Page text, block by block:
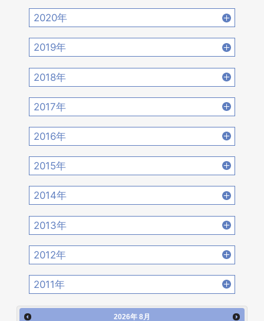
2022年10月 [16] 2022年9月 [12]
2022年8月 [20] 2022年7月 [19]
2022年6月 [17] 2022年5月 [14]
2022年4月 [15]
2022年2月 [12]
2021年12月 [18] 2021年11月 [18]
2021年10月 [17] 2021年9月 [14]
2021年6月 [17] 2021年5月 [18]
2021年4月 [16]
2021年2月 [14]
2020年
2020年12月 [21] 2020年11月 [9]
2020年10月 [21] 2020年9月 [16]
2020年8月 [18] 2020年7月 [16]
2020年6月 [21] 2020年5月 [14]
2020年4月 [12]
2020年2月 [18]
2019年
2019年12月 [14] 2019年11月 [17]
2019年10月 [12] 2019年9月 [15]
2019年8月 [18] 2019年7月 [21]
2019年6月 [18] 2019年5月 [20]
2019年4月 [16]
2019年2月 [12]
2018年
2018年12月 [20] 2018年11月 [14]
2018年10月 [20] 2018年9月 [12]
2018年8月 [15] 2018年7月 [14]
2018年6月 [18] 2018年5月 [14]
2018年4月 [21]
2018年2月 [25]
2017年
2017年12月 [28] 2017年11月 [22]
2017年10月 [21] 2017年9月 [24]
2017年8月 [31] 2017年7月 [26]
2017年6月 [25] 2017年5月 [27]
2017年4月 [26]
2017年2月 [23]
2016年
2016年12月 [21] 2016年11月 [28]
2016年10月 [26] 2016年9月 [28]
2016年6月 [27] 2016年5月 [30]
2016年4月 [32]
2016年2月 [25]
2015年
2015年12月 [30] 2015年11月 [19]
2015年10月 [26] 2015年9月 [30]
2015年8月 [31] 2015年7月 [28]
2015年6月 [29] 2015年5月 [30]
2015年4月 [26]
2015年2月 [22] 2015年1月 [25]
2014年
2014年12月 [28] 2014年11月 [23]
2014年10月 [29] 2014年9月 [26]
2014年8月 [24] 2014年7月 [28]
2014年6月 [28] 2014年5月 [25]
2014年4月 [32]
2013年
2013年12月 [27] 2013年11月 [22]
2013年10月 [28] 2013年9月 [27]
2013年8月 [26] 2013年7月 [26]
2012年
2012年12月 [30] 2012年11月 [12]
2012年10月 [12] 2012年9月 [5]
2011年
2011年12月 [1]
2026年 8月